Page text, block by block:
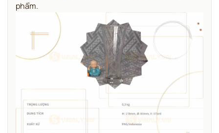
phẩm.